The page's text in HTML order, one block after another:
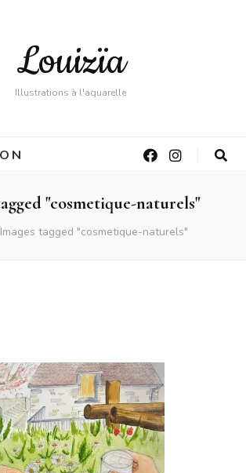
Louizïa
Illustrations à l'aquarelle
"cosmetique-naturels"
Images tagged "cosmetique-naturels"